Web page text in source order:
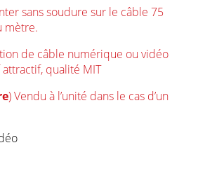
sans soudure sur le câble 75
mètre.
de câble numérique ou vidéo
qualité MIT
) Vendu à l’unité dans le cas d’un